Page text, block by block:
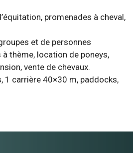
promenades à cheval,
et de personnes
thème, location de poneys,
vente de chevaux.
1 carrière 40×30 m, paddocks,